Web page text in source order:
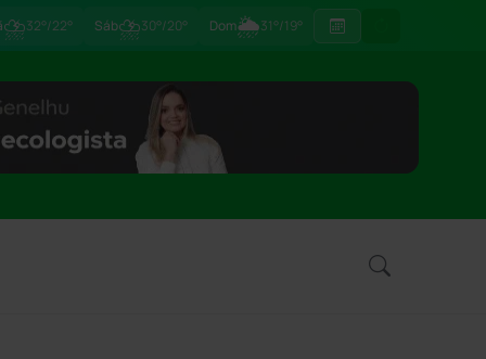
⛈32°/22° Sáb⛈30°/20° Dom🌦31°/19°